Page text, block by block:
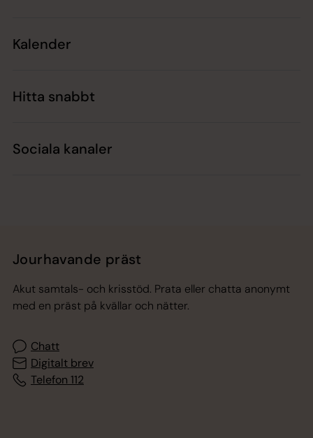
Kalender
Hitta snabbt
Sociala kanaler
Jourhavande präst
Akut samtals- och krisstöd. Prata eller chatta anonymt
med en präst på kvällar och nätter.
Chatt
Digitalt brev
Telefon 112